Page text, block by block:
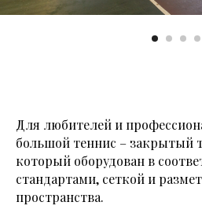
Для любителей и
большой теннис – закрытый
который оборудован в
стандартами, сеткой и
пространства.